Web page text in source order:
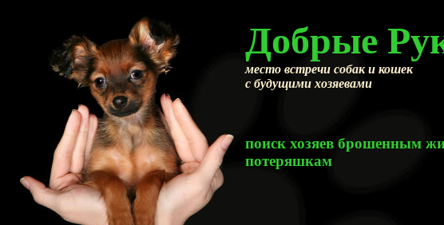
Добрые
место встречи собак и кошек
с будущими хозяевами
поиск хозяев брошенным
потеряшкам